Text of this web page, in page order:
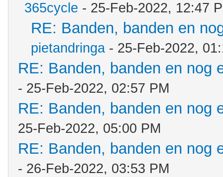
365cycle - 25-Feb-2022, 12:47
RE: Banden, banden en
pietandringa - 25-Feb-2022,
RE: Banden, banden en nog
- 25-Feb-2022, 02:57 PM
RE: Banden, banden en nog
25-Feb-2022, 05:00 PM
RE: Banden, banden en nog
- 26-Feb-2022, 03:53 PM